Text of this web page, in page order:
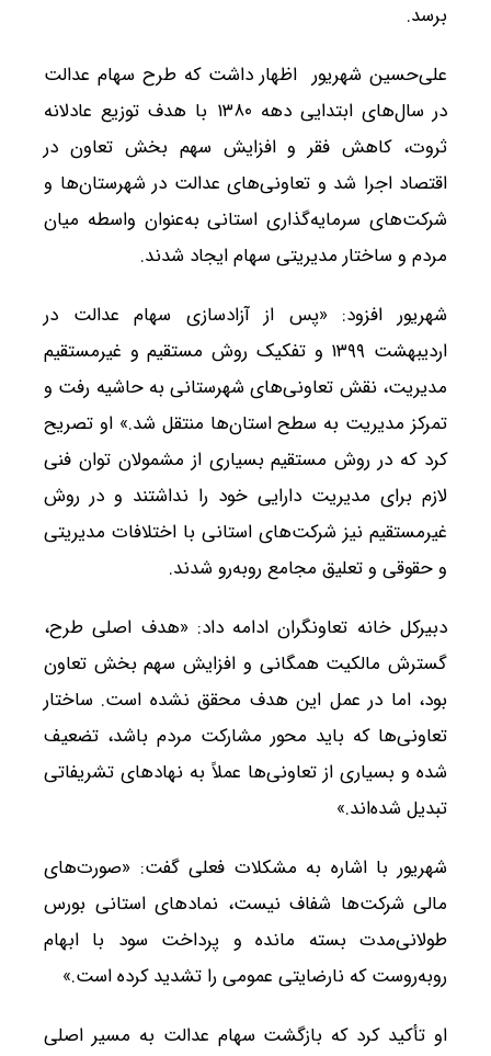
برسد.
علی‌حسین شهریور اظهار داشت که طرح سهام عدالت
در سال‌های ابتدایی دهه ۱۳۸۰ با هدف توزیع عادلانه
ثروت، کاهش فقر و افزایش سهم بخش تعاون در
اقتصاد اجرا شد و تعاونی‌های عدالت در شهرستان‌ها و
شرکت‌های سرمایه‌گذاری استانی به‌عنوان واسطه میان
مردم و ساختار مدیریتی سهام ایجاد شدند.
شهریور افزود: «پس از آزادسازی سهام عدالت در
اردیبهشت ۱۳۹۹ و تفکیک روش مستقیم و غیرمستقیم
مدیریت، نقش تعاونی‌های شهرستانی به حاشیه رفت و
تمرکز مدیریت به سطح استان‌ها منتقل شد.» او تصریح
کرد که در روش مستقیم بسیاری از مشمولان توان فنی
لازم برای مدیریت دارایی خود را نداشتند و در روش
غیرمستقیم نیز شرکت‌های استانی با اختلافات مدیریتی
و حقوقی و تعلیق مجامع روبه‌رو شدند.
دبیرکل خانه تعاونگران ادامه داد: «هدف اصلی طرح،
گسترش مالکیت همگانی و افزایش سهم بخش تعاون
بود، اما در عمل این هدف محقق نشده است. ساختار
تعاونی‌ها که باید محور مشارکت مردم باشد، تضعیف
شده و بسیاری از تعاونی‌ها عملاً به نهادهای تشریفاتی
تبدیل شده‌اند.»
شهریور با اشاره به مشکلات فعلی گفت: «صورت‌های
مالی شرکت‌ها شفاف نیست، نمادهای استانی بورس
طولانی‌مدت بسته مانده و پرداخت سود با ابهام
روبه‌روست که نارضایتی عمومی را تشدید کرده است.»
او تأکید کرد که بازگشت سهام عدالت به مسیر اصلی